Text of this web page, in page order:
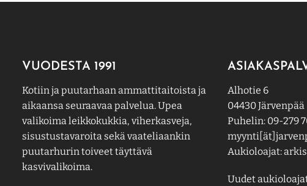
VUODESTA 1991
Kotiin ja puutarhaan ammattitaitoista ja
aikaansa seuraavaa palvelua. Upea
valikoima leikkokukkia, viherkasveja,
sisustustavaroita sekä vaateliaankin
puutarhurin toiveet täyttävä
kasvivalikoima.
Alhotie 6
04430 Järvenpää
Puhelin: 09-279
Aukioloajat:
Uudet